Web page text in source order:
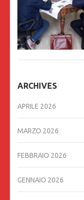
ARCHIVES
APRILE 2026
MARZO 2026
FEBBRAIO 2026
GENNAIO 2026